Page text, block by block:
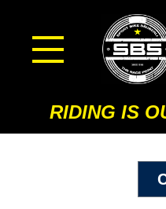
RIDING IS